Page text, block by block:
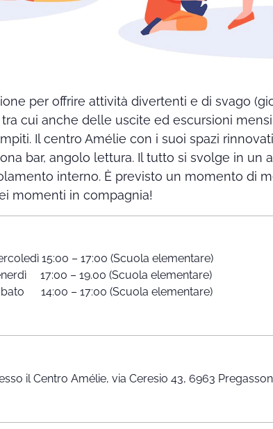
per offrire attività divertenti e di svago
cui anche delle uscite ed escursioni
Il centro Amélie con i suoi spazi
bar, angolo lettura. Il tutto si svolge in
interno. È previsto un momento di
momenti in compagnia!
15:00 – 17:00 (Scuola elementare)
17:00 – 19.00 (Scuola elementare)
14:00 – 17:00 (Scuola elementare)
il Centro Amélie, via Ceresio 43, 6963